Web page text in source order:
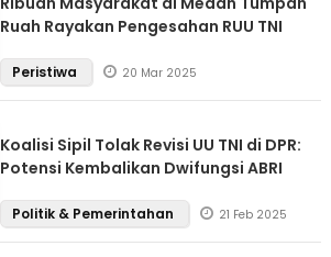
Ruah Rayakan Pengesahan RUU TNI
Peristiwa 20 Mar 2025
Koalisi Sipil Tolak Revisi UU TNI di DPR:
Potensi Kembalikan Dwifungsi ABRI
Politik & Pemerintahan 21 Feb 2025